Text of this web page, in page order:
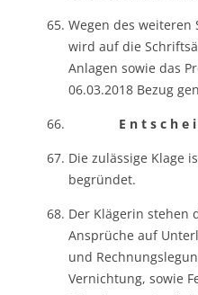
Wegen des weiteren
wird auf die
Anlagen sowie das
06.03.2018 Bezug
E n t s c h e
Die zulässige Klage
begründet.
Der Klägerin stehen
Ansprüche auf
und
Vernichtung, sowie